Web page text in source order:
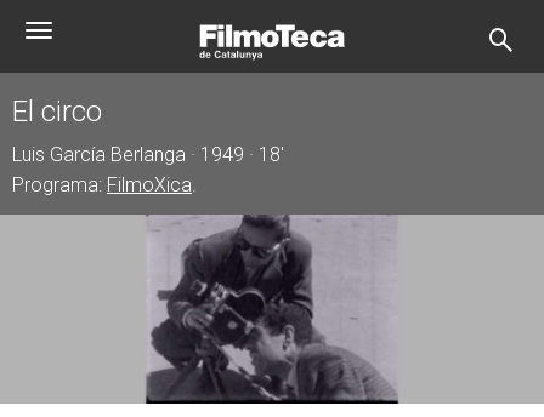
Toggle
El circo
Luis García Berlanga · 1949 · 18'
Programa: FilmoXica.